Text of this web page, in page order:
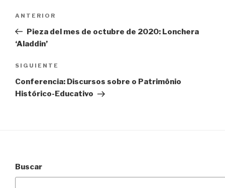
entradas
Entrada
anterior:
ANTERIOR
Pieza del mes de octubre de 2020: Lonchera
‘Aladdin’
Siguiente
entrada
SIGUIENTE
Conferencia: Discursos sobre o Patrimônio
Histórico-Educativo
Buscar